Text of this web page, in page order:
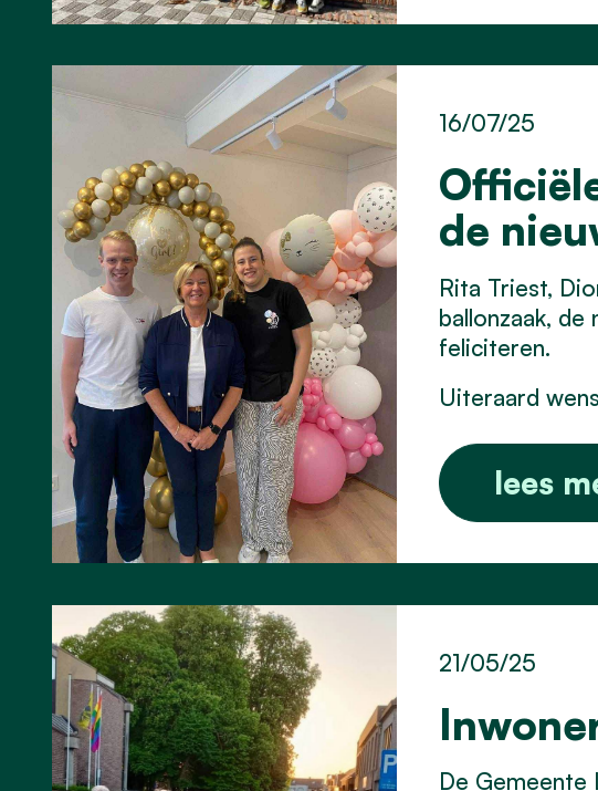
de
16/07/25
Rita Triest,
ballonzaak,
feliciteren.
Uiteraard
lees
21/05/25
De Gemeente